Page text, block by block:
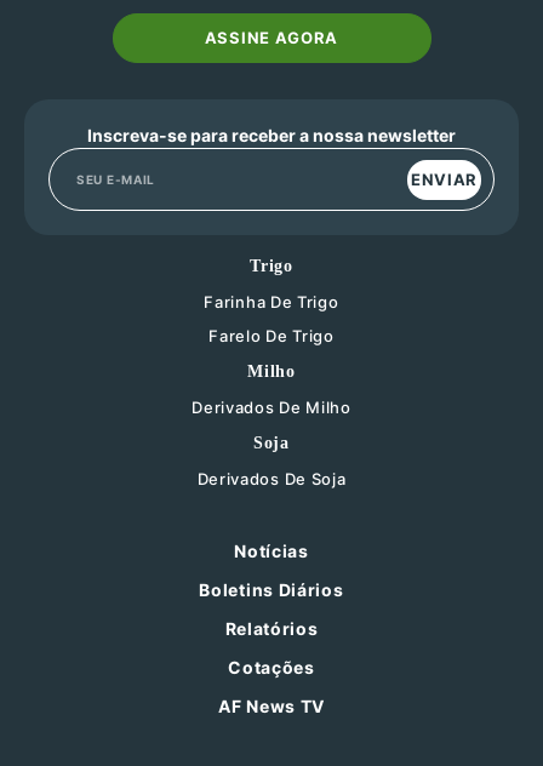
ASSINE AGORA
Inscreva-se para receber a nossa newsletter
ENVIAR
Trigo
Farinha De Trigo
Farelo De Trigo
Milho
Derivados De Milho
Soja
Derivados De Soja
Notícias
Boletins Diários
Relatórios
Cotações
AF News TV